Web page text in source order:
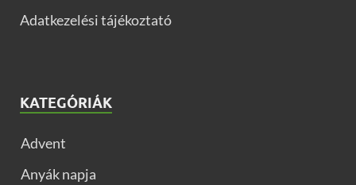
Adatkezelési tájékoztató
KATEGÓRIÁK
Advent
Anyák napja